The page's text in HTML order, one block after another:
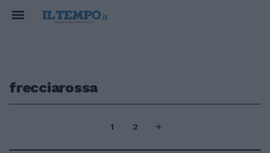
frecciarossa
1 2